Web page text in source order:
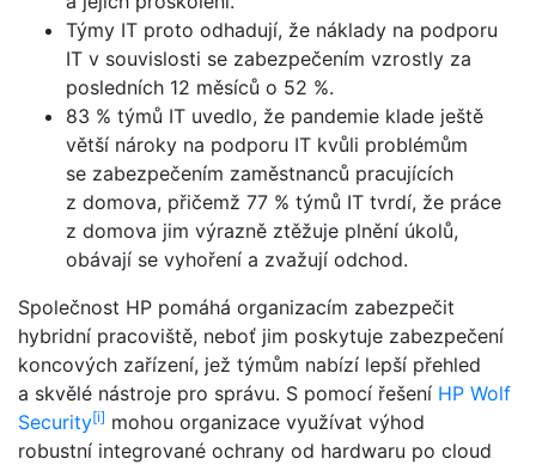
Týmy IT proto odhadují, že náklady na podporu
IT v souvislosti se zabezpečením vzrostly za
posledních 12 měsíců o 52 %.
83 % týmů IT uvedlo, že pandemie klade ještě
větší nároky na podporu IT kvůli problémům
se zabezpečením zaměstnanců pracujících
z domova, přičemž 77 % týmů IT tvrdí, že práce
z domova jim výrazně ztěžuje plnění úkolů,
obávají se vyhoření a zvažují odchod.
Společnost HP pomáhá organizacím zabezpečit
hybridní pracoviště, neboť jim poskytuje zabezpečení
koncových zařízení, jež týmům nabízí lepší přehled
a skvělé nástroje pro správu. S pomocí řešení HP Wolf
Security[i] mohou organizace využívat výhod
robustní integrované ochrany od hardwaru po cloud